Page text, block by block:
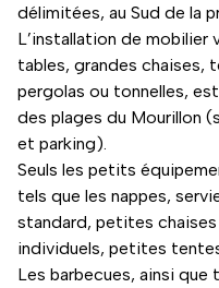
délimitées, au Sud de la
L’installation de mobilier
tables, grandes chaises,
pergolas ou tonnelles,
des plages du Mourillon
et parking).
Seuls les petits
tels que les nappes,
standard, petites
individuels, petites
Les barbecues, ainsi